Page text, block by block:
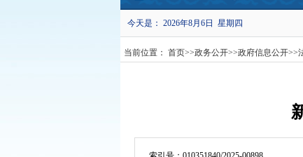
今天是： 2026年8月6日 星期四
当前位置： 首页>>政务公开>>政府信息公开>>